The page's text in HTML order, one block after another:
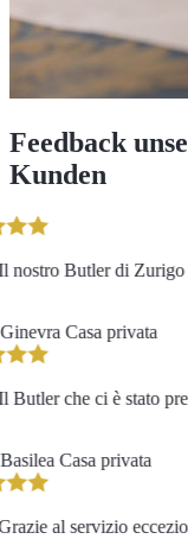
Feedback
Kunden
Butler di Zurigo
Casa privata
che ci è stato
Casa privata
al servizio